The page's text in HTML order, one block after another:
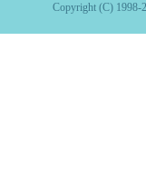
Copyright (C) 1998-